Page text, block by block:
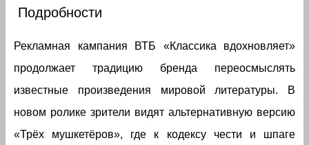
Подробности
Рекламная кампания ВТБ «Классика вдохновляет»
продолжает традицию бренда переосмыслять
известные произведения мировой литературы. В
новом ролике зрители видят альтернативную версию
«Трёх мушкетёров», где к кодексу чести и шпаге